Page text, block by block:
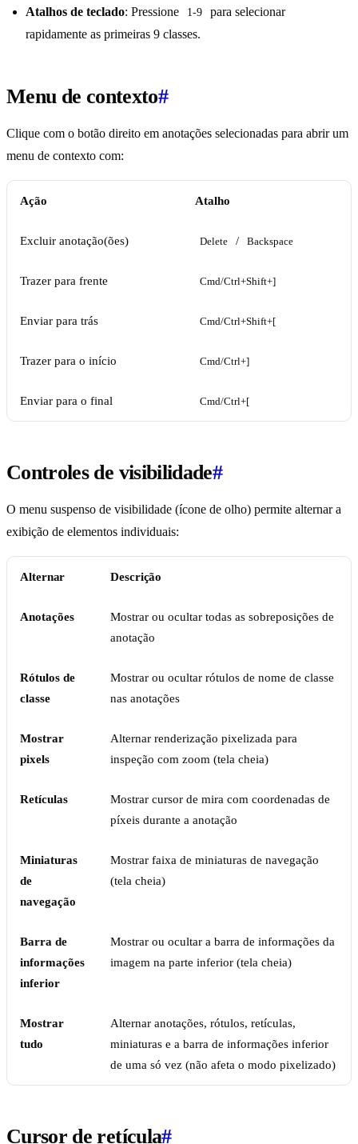
Atalhos de teclado: Pressione 1-9
para selecionar
rapidamente as primeiras 9 classes.
Menu de contexto#
Clique com o botão direito em anotações selecionadas para abrir um
menu de contexto com:
Ação Atalho
Excluir anotação(ões) Delete / Backspace
Trazer para frente Cmd/Ctrl+Shift+]
Enviar para trás Cmd/Ctrl+Shift+[
Trazer para o início Cmd/Ctrl+]
Enviar para o final Cmd/Ctrl+[
Controles de visibilidade#
O menu suspenso de visibilidade (ícone de olho) permite alternar a
exibição de elementos individuais:
Alternar Descrição
Anotações
Mostrar ou ocultar todas as sobreposições de
anotação
Rótulos de
classe
Mostrar ou ocultar rótulos de nome de classe
nas anotações
Mostrar
pixels
Alternar renderização pixelizada para
inspeção com zoom (tela cheia)
Retículas
Mostrar cursor de mira com coordenadas de
píxeis durante a anotação
Miniaturas
de
navegação
Mostrar faixa de miniaturas de navegação
(tela cheia)
Barra de
informações
inferior
Mostrar ou ocultar a barra de informações da
imagem na parte inferior (tela cheia)
Mostrar
tudo
Alternar anotações, rótulos, retículas,
miniaturas e a barra de informações inferior
de uma só vez (não afeta o modo pixelizado)
Cursor de retícula#